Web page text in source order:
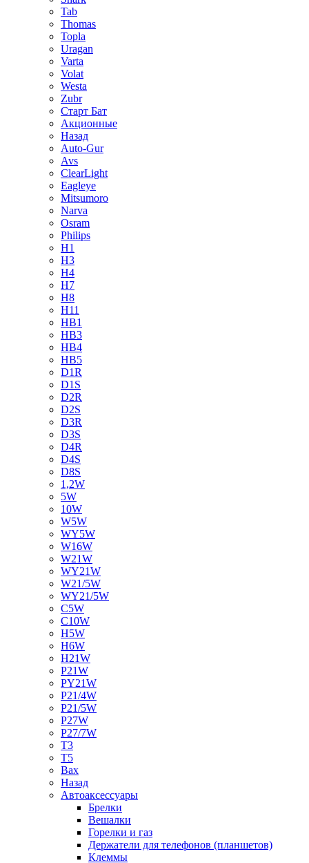
Tab
Thomas
Topla
Uragan
Varta
Volat
Westa
Zubr
Старт Бат
Акционные
Назад
Auto-Gur
Avs
ClearLight
Eagleye
Mitsumoro
Narva
Osram
Philips
H1
H3
H4
H7
H8
H11
HB1
HB3
HB4
HB5
D1R
D1S
D2R
D2S
D3R
D3S
D4R
D4S
D8S
1,2W
5W
10W
W5W
WY5W
W16W
W21W
WY21W
W21/5W
WY21/5W
C5W
C10W
H5W
H6W
H21W
P21W
PY21W
P21/4W
P21/5W
P27W
P27/7W
T3
T5
Bax
Назад
Автоаксессуары
Брелки
Вешалки
Горелки и газ
Держатели для телефонов (планшетов)
Клеммы